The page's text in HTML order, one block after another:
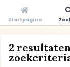
2
Startpagina